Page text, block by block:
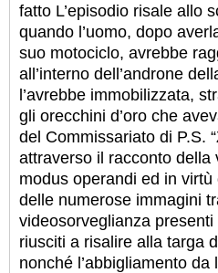
fatto L’episodio risale allo
quando l’uomo, dopo
suo motociclo, avrebbe
all’interno dell’androne
l’avrebbe immobilizzata,
gli orecchini d’oro che
del Commissariato di P.S.
attraverso il racconto della
modus operandi ed in virtù
delle numerose immagini
videosorveglianza
riusciti a risalire alla targa
nonché l’abbigliamento